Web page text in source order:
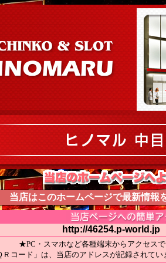
当店はこのホームページで最新情報
http://46254.p-world.jp
★PC・スマホなど各種端末からアクセス
Ｒコード」は、当店のアドレスが記録されてい